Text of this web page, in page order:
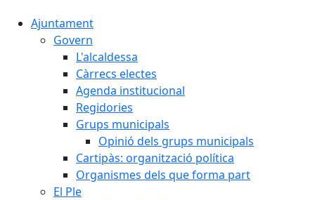
Ajuntament
Govern
L'alcaldessa
Càrrecs electes
Agenda institucional
Regidories
Grups municipals
Opinió dels grups municipals
Cartipàs: organització política
Organismes dels que forma part
El Ple